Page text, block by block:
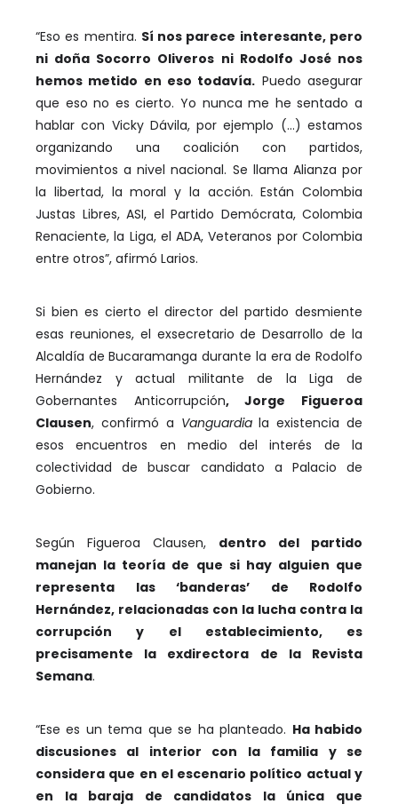
“Eso es mentira. Sí nos parece interesante, pero
ni doña Socorro Oliveros ni Rodolfo José nos
hemos metido en eso todavía. Puedo asegurar
que eso no es cierto. Yo nunca me he sentado a
hablar con Vicky Dávila, por ejemplo (…) estamos
organizando una coalición con partidos,
movimientos a nivel nacional. Se llama Alianza por
la libertad, la moral y la acción. Están Colombia
Justas Libres, ASI, el Partido Demócrata, Colombia
Renaciente, la Liga, el ADA, Veteranos por Colombia
entre otros”, afirmó Larios.
Si bien es cierto el director del partido desmiente
esas reuniones, el exsecretario de Desarrollo de la
Alcaldía de Bucaramanga durante la era de Rodolfo
Hernández y actual militante de la Liga de
Gobernantes Anticorrupción, Jorge Figueroa
Clausen, confirmó a Vanguardiala existencia de
esos encuentros en medio del interés de la
colectividad de buscar candidato a Palacio de
Gobierno.
Según Figueroa Clausen, dentro del partido
manejan la teoría de que si hay alguien que
representa las ‘banderas’ de Rodolfo
Hernández, relacionadas con la lucha contra la
corrupción y el establecimiento, es
precisamente la exdirectora de la Revista
Semana.
“Ese es un tema que se ha planteado. Ha habido
discusiones al interior con la familia y se
considera que en el escenario político actual y
en la baraja de candidatos la única que